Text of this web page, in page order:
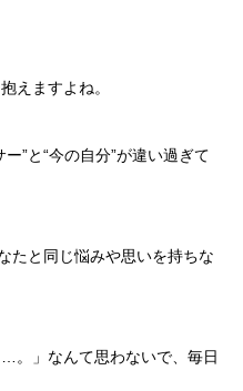
えますよね。
”と“今の自分”が違い過ぎて
たと同じ悩みや思いを持ちな
。」なんて思わないで、毎日